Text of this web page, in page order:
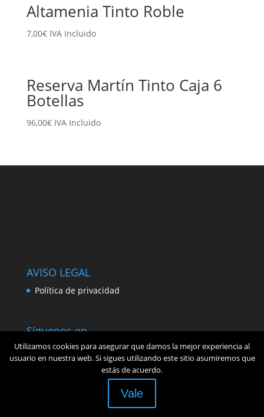
Altamenia Tinto Roble
7,00€ IVA Incluido
Reserva Martín Tinto Caja 6
Botellas
96,00€ IVA Incluido
AVISO LEGAL
Política de privacidad
Síguenos en
Utilizamos cookies para asegurar que damos la mejor experiencia al
usuario en nuestra web. Si sigues utilizando este sitio asumiremos que
estás de acuerdo.
Vale